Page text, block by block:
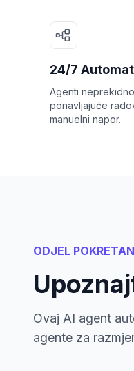
24/7
Agenti
ponavljajuće
manuelni napor.
ODJEL
Ovaj AI agent
agente za